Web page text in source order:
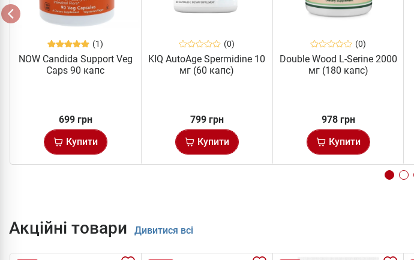
(1)
NOW Candida Support Veg
Caps 90 капс
699 грн
Купити
(0)
KIQ AutoAge Spermidine 10
мг (60 капс)
799 грн
Купити
(0)
Double Wood L-Serine 2000
мг (180 капс)
978 грн
Купити
Акційні товари Дивитися всі